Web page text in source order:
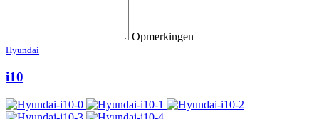
Opmerkingen
Hyundai
i10